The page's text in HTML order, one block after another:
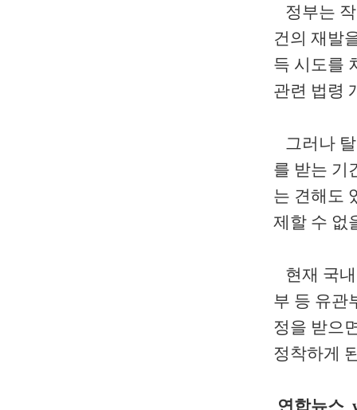
정부는
건의 재발
득 시도를
관련 법령
그러나
를 받는 기
는 견해도
제할 수 없
현재 국
부 등 유관
정을 받으
정착하게
연합뉴스